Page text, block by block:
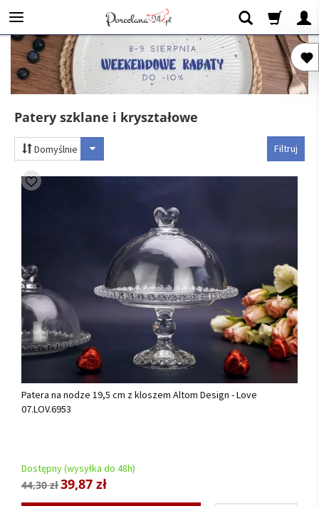
Patery szklane i kryształowe
Filtruj
Domyślnie
Patera na nodze 19,5 cm z kloszem Altom Design - Love
07.LOV.6953
Dostępny (wysyłka do 48h)
44,30 zł39,87 zł